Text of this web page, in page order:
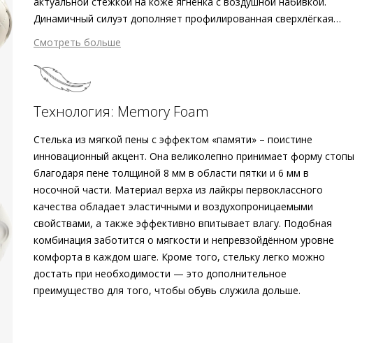
Затем по 8 372 ₽ раз в 2 недели
Подробнее о сервисе можно узнать наdolyame.ru
Динамичный силуэт дополняет профилированная сверхлёгкая
подошва, которая не только подчёркивает актуальность модели,
но также заботится о практичности и удобстве. Стелька из пены
с эффектом «памяти» идеально принимает форму стопы,
обеспечивая оптимальный уровень комфорта. Спортивные
зависимости от того, отправитесь ли вы на осмотр
достопримечательностей или на шопинг.
Смотреть больше
Технология: Memory Foam
Стелька из мягкой пены с эффектом «памяти» – поистине
инновационный акцент. Она великолепно принимает форму стопы
благодаря пене толщиной 8 мм в области пятки и 6 мм в
носочной части. Материал верха из лайкры первоклассного
качества обладает эластичными и воздухопроницаемыми
свойствами, а также эффективно впитывает влагу. Подобная
комбинация заботится о мягкости и непревзойдённом уровне
комфорта в каждом шаге. Кроме того, стельку легко можно
достать при необходимости — это дополнительное
преимущество для того, чтобы обувь служила дольше.